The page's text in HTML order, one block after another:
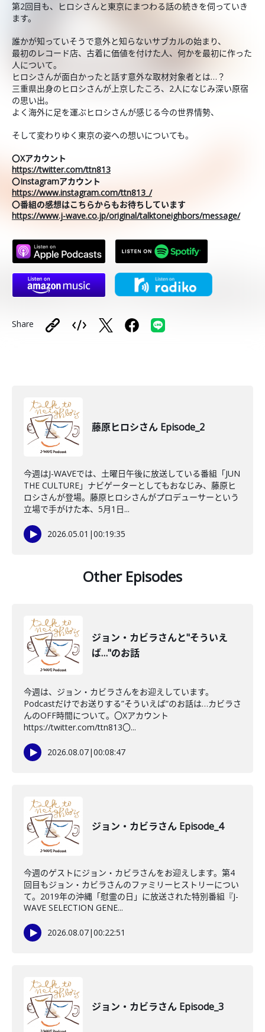
第2回目も、ヒロシさんと東京にまつわる話の続きを伺っていき
ます。
誰かが知っていそうで意外と知らないサブカルの始まり、
最初のレコード店、古着に価値を付けた人、何かを最初に作った
人について。
ヒロシさんが面白かったと話す意外な取材対象者とは…？
三重県出身のヒロシさんが上京したころ、2人になじみ深い原宿
の思い出。
よく海外に足を運ぶヒロシさんが感じる今の世界情勢、
そして変わりゆく東京の姿への想いについても。
〇Xアカウント
https://twitter.com/ttn813
〇Instagramアカウント
https://www.instagram.com/ttn813_/
〇番組の感想はこちらからもお待ちしています
https://www.j-wave.co.jp/original/talktoneighbors/message/
Share
藤原ヒロシさん Episode_2
今週はJ-WAVEでは、土曜日午後に放送している番組「JUN
THE CULTURE」ナビゲーターとしてもおなじみ、藤原ヒ
ロシさんが登場。藤原ヒロシさんがプロデューサーという
立場で手がけた本、5月1日...
2026.05.01 |00:19:35
Other Episodes
ジョン・カビラさんと"そういえ
ば…"のお話
今週は、ジョン・カビラさんをお迎えしています。
Podcastだけでお送りする”そういえば”のお話は…カビラさ
んのOFF時間について。〇Xアカウント
https://twitter.com/ttn813〇...
2026.08.07|00:08:47
ジョン・カビラさん Episode_4
今週のゲストにジョン・カビラさんをお迎えします。第4
回目もジョン・カビラさんのファミリーヒストリーについ
て。2019年の沖縄「慰霊の日」に放送された特別番組『J-
WAVE SELECTION GENE...
2026.08.07|00:22:51
ジョン・カビラさん Episode_3